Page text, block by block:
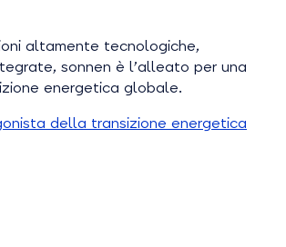
altamente tecnologiche,
sonnen è l’alleato per una
energetica globale.
della transizione energetica